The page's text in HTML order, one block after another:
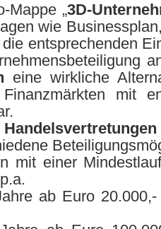
Mappe „3D-
wie
entsprechenden
eine wirkliche
mit
Handelsvertretungen
mit einer
ab Euro 20.000,-